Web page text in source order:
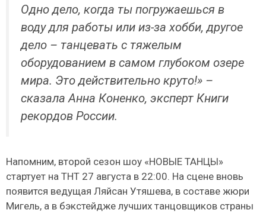
Одно дело, когда ты погружаешься в
воду для работы или из-за хобби, другое
дело – танцевать с тяжелым
оборудованием в самом глубоком озере
мира. Это действительно круто!» –
сказала Анна Коненко, эксперт Книги
рекордов России.
Напомним, второй сезон шоу «НОВЫЕ ТАНЦЫ»
стартует на ТНТ 27 августа в 22:00. На сцене вновь
появится ведущая Ляйсан Утяшева, в составе жюри
Мигель, а в бэкстейдже лучших танцовщиков страны